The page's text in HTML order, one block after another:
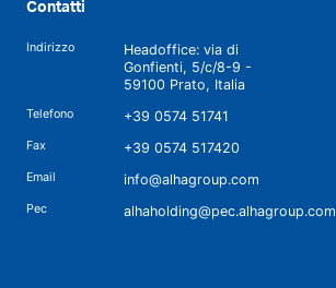
Contatti
Indirizzo
Headoffice: via di
Gonfienti, 5/c/8-9 -
59100 Prato, Italia
Telefono +39 0574 51741
Fax +39 0574 517420
Email info@alhagroup.com
Pec alhaholding@pec.alhagroup.com